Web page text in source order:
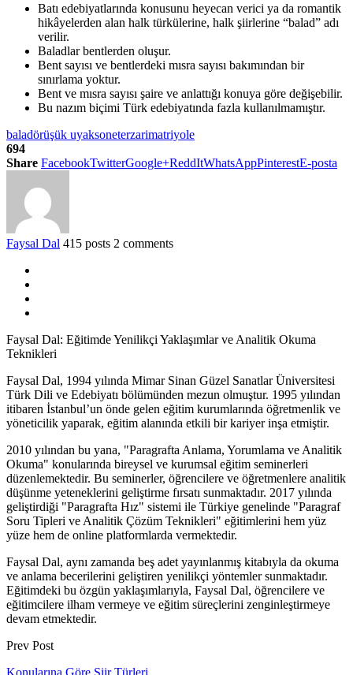
Batı edebiyatlarında konusunu heyecan verici ya da romantik
hikâyelerden alan halk türkülerine, halk şiirlerine “balad” adı
verilir.
Baladlar bentlerden oluşur.
Bent sayısı ve bentlerdeki mısra sayısı bakımından bir
sınırlama yoktur.
Bent ve mısra sayısı şaire ve anlattığı konuya göre değişebilir.
Bu nazım biçimi Türk edebiyatında fazla kullanılmamıştır.
baladörüşük uyaksoneterzarimatriyole
694
Share FacebookTwitterGoogle+ReddItWhatsAppPinterestE-posta
Faysal Dal 415 posts 2 comments
Faysal Dal: Eğitimde Yenilikçi Yaklaşımlar ve Analitik Okuma
Teknikleri
Faysal Dal, 1994 yılında Mimar Sinan Güzel Sanatlar Üniversitesi
Türk Dili ve Edebiyatı bölümünden mezun olmuştur. 1995 yılından
itibaren İstanbul’un önde gelen eğitim kurumlarında öğretmenlik ve
yöneticilik yaparak, eğitim alanında etkili bir kariyer inşa etmiştir.
2010 yılından bu yana, "Paragrafta Anlama, Yorumlama ve Analitik
Okuma" konularında bireysel ve kurumsal eğitim seminerleri
düzenlemektedir. Bu seminerler, öğrencilere ve öğretmenlere analitik
düşünme yeteneklerini geliştirme fırsatı sunmaktadır. 2017 yılında
geliştirdiği "Paragrafta Hız" sistemi ile Türkiye genelinde "Paragraf
Soru Tipleri ve Analitik Çözüm Teknikleri" eğitimlerini hem yüz
yüze hem de online platformlarda vermektedir.
Faysal Dal, aynı zamanda beş adet yayınlanmış kitabıyla da okuma
ve anlama becerilerini geliştiren yenilikçi yöntemler sunmaktadır.
Eğitimdeki bu özgün yaklaşımlarıyla, Faysal Dal, öğrencilere ve
eğitimcilere ilham vermeye ve eğitim süreçlerini zenginleştirmeye
devam etmektedir.
Prev Post
Konularına Göre Şiir Türleri